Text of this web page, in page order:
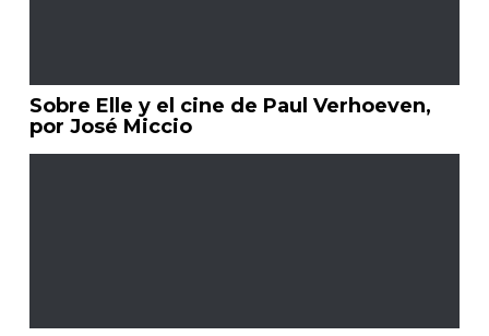
Sobre Elle y el cine de Paul Verhoeven,
por José Miccio